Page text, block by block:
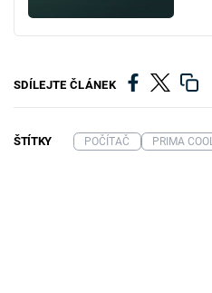
SDÍLEJTE ČLÁNEK
ŠTÍTKY POČÍTAČ PRIMA COOL